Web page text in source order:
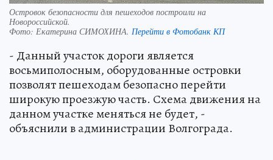
Островок безопасности для пешеходов построили на
Новороссийской.
Фото: Екатерина СИМОХИНА. Перейти в Фотобанк КП
- Данный участок дороги является
восьмиполосным, оборудованные островки
позволят пешеходам безопасно перейти
широкую проезжую часть. Схема движения на
данном участке меняться не будет, -
объяснили в администрации Волгограда.